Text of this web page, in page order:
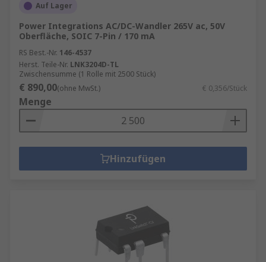
Auf Lager
Power Integrations AC/DC-Wandler 265V ac, 50V
Oberfläche, SOIC 7-Pin / 170 mA
RS Best.-Nr. 146-4537
Herst. Teile-Nr. LNK3204D-TL
Zwischensumme (1 Rolle mit 2500 Stück)
€ 890,00(ohne MwSt.) € 0,356/Stück
Menge
Hinzufügen